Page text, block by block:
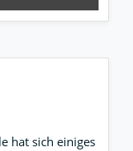
hat sich einiges